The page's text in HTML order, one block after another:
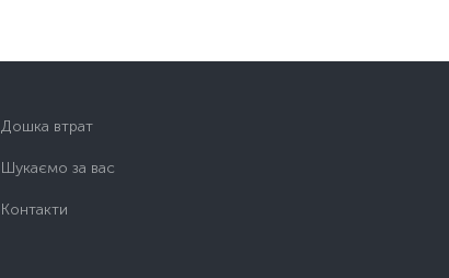
Дошка втрат
Шукаємо за вас
Контакти